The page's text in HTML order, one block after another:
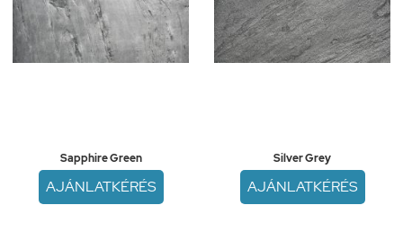
Sapphire Green
AJÁNLATKÉRÉS
Silver Grey
AJÁNLATKÉRÉS